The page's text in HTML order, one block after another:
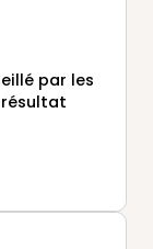
par les